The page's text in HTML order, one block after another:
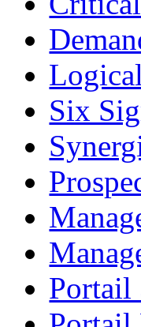
Six
Portail